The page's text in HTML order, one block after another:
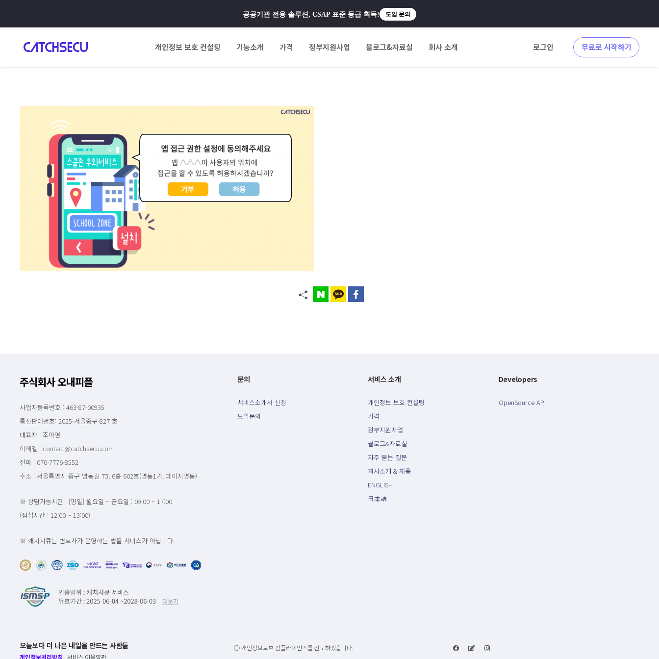
공공기관 전용 솔루션, CSAP 표준 등급 획득! 도입 문의
개인정보 보호 컨설팅 기능소개 가격 정부지원사업 블로그&자료실 회사 소개 로그인 무료로 시작하기
주식회사 오내피플
사업자등록번호 : 463-87-00935
통신판매번호: 2025-서울중구-827 호
대표자 : 조아영
이메일 : contact@catchsecu.com
전화 : 070-7776-8552
주소 : 서울특별시 중구 명동길 73, 6층 602호(명동1가, 페이지명동)
※ 상담가능시간 : [평일] 월요일 ~ 금요일 : 09:00 ~ 17:00
(점심시간 : 12:00 ~ 13:00)
※ 캐치시큐는 변호사가 운영하는 법률 서비스가 아닙니다.
문의
서비스소개서 신청
도입문의
서비스 소개
개인정보 보호 컨설팅
가격
정부지원사업
블로그&자료실
자주 묻는 질문
회사소개 & 채용
ENGLISH
日本語
Developers
OpenSource API
오늘보다 더 나은 내일을 만드는 사람들
개인정보처리방침 | 서비스 이용약관
○ 개인정보보호 컴플라이언스를 선도하겠습니다.